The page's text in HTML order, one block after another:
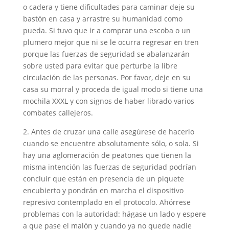
o cadera y tiene dificultades para caminar deje su
bastón en casa y arrastre su humanidad como
pueda. Si tuvo que ir a comprar una escoba o un
plumero mejor que ni se le ocurra regresar en tren
porque las fuerzas de seguridad se abalanzarán
sobre usted para evitar que perturbe la libre
circulación de las personas. Por favor, deje en su
casa su morral y proceda de igual modo si tiene una
mochila XXXL y con signos de haber librado varios
combates callejeros.
2. Antes de cruzar una calle asegúrese de hacerlo
cuando se encuentre absolutamente sólo, o sola. Si
hay una aglomeración de peatones que tienen la
misma intención las fuerzas de seguridad podrían
concluir que están en presencia de un piquete
encubierto y pondrán en marcha el dispositivo
represivo contemplado en el protocolo. Ahórrese
problemas con la autoridad: hágase un lado y espere
a que pase el malón y cuando ya no quede nadie